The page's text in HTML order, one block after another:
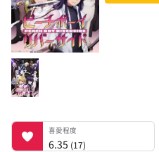
喜愛程度喜愛程度
6.35 (17)
平台累積觀看次數
記錄總人數
完食人數
追番中人數
一時中斷人數
棄番人數
計劃觀看人數